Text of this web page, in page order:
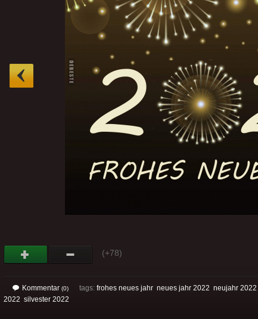
(+78)
Kommentar (0) tags: frohes neues jahr neues jahr 2022 neujahr 2022
2022 silvester 2022